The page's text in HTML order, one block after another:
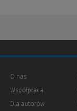
O nas
Współpraca
Dla autorów(Nowe
(Link